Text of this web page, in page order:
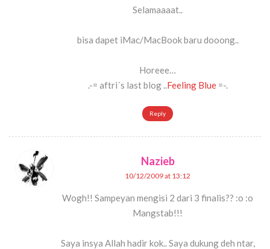
Selamaaaat..
bisa dapet iMac/MacBook baru dooong..
Horeee…
.-= aftri´s last blog .. Feeling Blue=-.
Reply
Nazieb
10/12/2009 at 13:12
Wogh!! Sampeyan mengisi 2 dari 3 finalis?? :o :o
Mangstab!!!
Saya insya Allah hadir kok.. Saya dukung deh ntar,